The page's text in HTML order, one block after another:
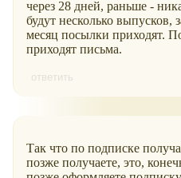
через 28 дней, раньше -
будут несколько выпусков,
месяц посылки приходят.
приходят письма.
ответить
Так что по подписке
позже получаете, это,